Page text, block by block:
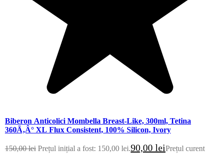
Biberon Anticolici Mombella Breast-Like, 300ml, Tetina
360Ã‚Â° XL Flux Consistent, 100% Silicon, Ivory
150,00lei Prețul inițial a fost: 150,00 lei.90,00 leiPrețul curent